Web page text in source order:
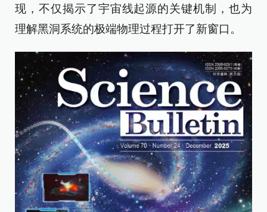
现，不仅揭示了宇宙线起源的关键机制，也为
理解黑洞系统的极端物理过程打开了新窗口。